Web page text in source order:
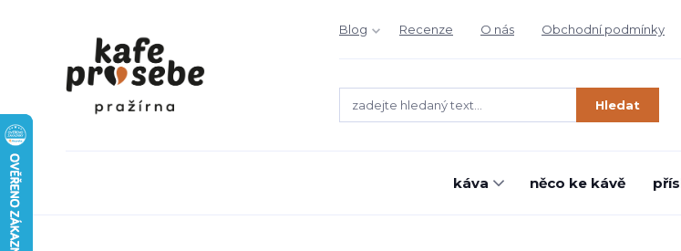
Blog Recenze O nás Obchodní podmínky
Hledat
káva něco ke kávě